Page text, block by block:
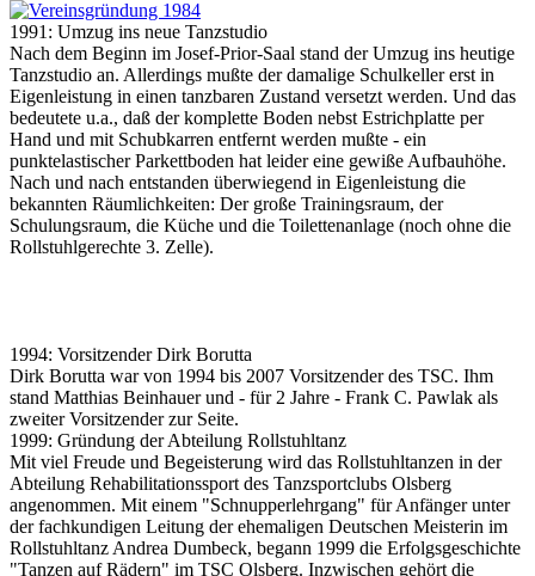
1991: Umzug ins neue Tanzstudio
Nach dem Beginn im Josef-Prior-Saal stand der Umzug ins heutige
Tanzstudio an. Allerdings mußte der damalige Schulkeller erst in
Eigenleistung in einen tanzbaren Zustand versetzt werden. Und das
bedeutete u.a., daß der komplette Boden nebst Estrichplatte per
Hand und mit Schubkarren entfernt werden mußte - ein
punktelastischer Parkettboden hat leider eine gewiße Aufbauhöhe.
Nach und nach entstanden überwiegend in Eigenleistung die
bekannten Räumlichkeiten: Der große Trainingsraum, der
Schulungsraum, die Küche und die Toilettenanlage (noch ohne die
Rollstuhlgerechte 3. Zelle).
1994: Vorsitzender Dirk Borutta
Dirk Borutta war von 1994 bis 2007 Vorsitzender des TSC. Ihm
stand Matthias Beinhauer und - für 2 Jahre - Frank C. Pawlak als
zweiter Vorsitzender zur Seite.
1999: Gründung der Abteilung Rollstuhltanz
Mit viel Freude und Begeisterung wird das Rollstuhltanzen in der
Abteilung Rehabilitationssport des Tanzsportclubs Olsberg
angenommen. Mit einem "Schnupperlehrgang" für Anfänger unter
der fachkundigen Leitung der ehemaligen Deutschen Meisterin im
Rollstuhltanz Andrea Dumbeck, begann 1999 die Erfolgsgeschichte
"Tanzen auf Rädern" im TSC Olsberg. Inzwischen gehört die